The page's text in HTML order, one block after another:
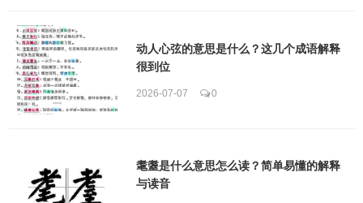
动人心弦的意思是什么？这几个成语解释
很到位
2026-07-07 0
耄耋是什么意思怎么读？简单易懂的解释
与读音